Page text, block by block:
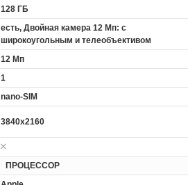
128 ГБ
есть, Двойная камера 12 Мп: с
широкоугольным и телеобъективом
12 Мп
1
nano-SIM
3840x2160
ПРОЦЕССОР